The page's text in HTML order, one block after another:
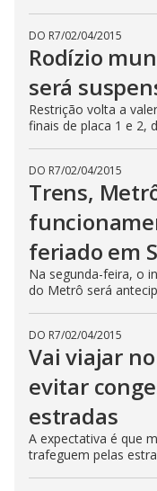
DO R7/02/04/2015
Rodízio
será
Restrição volta a
finais de placa 1 e 2,
DO R7/02/04/2015
Trens,
feriado em
Na segunda-feira, o
do Metrô será
DO R7/02/04/2015
Vai viajar
evitar
estradas
A expectativa é que
trafeguem pelas